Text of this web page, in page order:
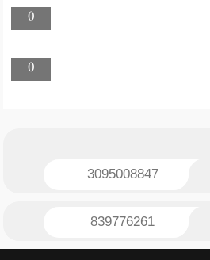
0
0
3095008847
839776261